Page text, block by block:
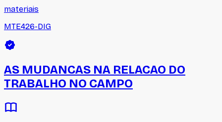
materiais
MTE426-DIG
AS MUDANCAS NA RELACAO DO
TRABALHO NO CAMPO